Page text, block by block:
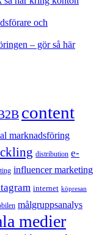
och
– gör så här
content
marknadsföring
distribution e-
influencer marketing
internet köpresan
målgruppsanalys
medier